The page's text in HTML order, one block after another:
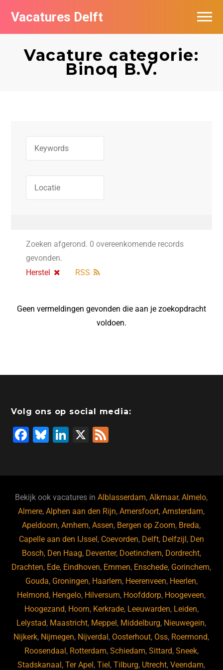
Vacatures Delft
Vacature categorie:
Binoq B.V.
Zoeken afgerond. 0 overeenkomende records
gevonden.
Herstel
RSS
Geen vermeldingen gevonden die aan je zoekopdracht
voldoen.
Volg ons op social media:
F
b
o
o
k
Bl
ky
Li
dI
n
X
Bekijk ook vacatures inAlblasserdam,Alkmaar,Almelo,
Almere,Alphen aan den Rijn,Amersfoort,Amsterdam,
Apeldoorn,Arnhem,Assen, Bergen op Zoom, Breda,
Capelle aan den IJssel , Coevorden, Delft, Delfzijl , Den
Bosch, Den Haag, Deventer, Doetinchem, Dordrecht,
Drachten, Ede, Eindhoven, Emmen, Enschede, Gorinchem,
Gouda, Groningen, Haarlem, Heerenveen, Heerlen,
Helmond, Hengelo, Hilversum, Hoofddorp, Hoogeveen,
Hoogezand, Hoorn, Kerkrade, Leeuwarden, Leiden,
Lelystad, Maastricht, Meppel , Middelburg, Nieuwegein,
Nijkerk, Nijmegen, Nijverdal , Oosterhout, Oss, Roermond,
Roosendaal , Rotterdam, Schiedam, Sittard, Sneek,
Stadskanaal ,Ter Apel ,Tiel ,Tilburg, Utrecht,Veendam,
Vacatures per bedrijf in Delft